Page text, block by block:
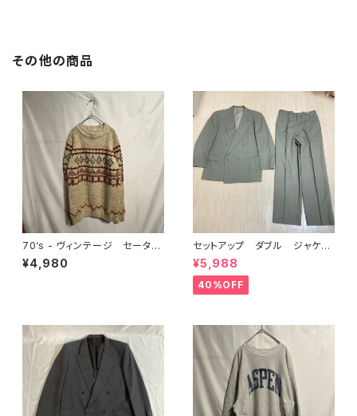
その他の商品
70‘s - ヴィンテージ セータ
ー ニット ノルディック
¥4,980
セットアップ ダブル ジャケッ
ト グレー ストライプ
¥5,988
40%OFF